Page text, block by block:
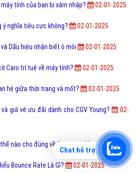
tính của bạn bị xâm nhập? 02-01-2025
ý nghĩa tiêu cực không? 02-01-2025
Dấu hiệu nhận biết ô môi 02-01-2025
Caro trí tuệ về máy tính? 02-01-2025
hệ giữa thời trang và mốt? 02-01-2025
giá vé ưu đãi dành cho CGV Young?
02-
nào cho đúng về Tomboy? 02-01-2025
Bounce Rate Là Gì? 02-01-2025
Chat hỗ trợ